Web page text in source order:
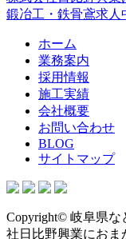
鍛冶工・鉄骨鳶求人
ホーム
業務案内
採用情報
施工実績
会社概要
お問い合わせ
BLOG
サイトマップ
Copyright© 岐阜県
社日比野興業におま